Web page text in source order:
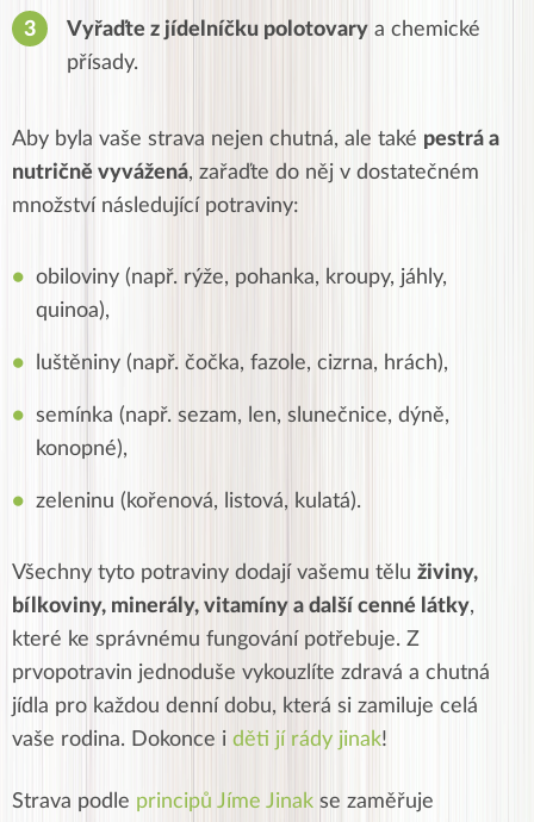
Vyřaďte z jídelníčku polotovary a chemické
přísady.
Aby byla vaše strava nejen chutná, ale také pestrá a
nutričně vyvážená, zařaďte do něj v dostatečném
množství následující potraviny:
obiloviny (např. rýže, pohanka, kroupy, jáhly,
quinoa),
luštěniny (např. čočka, fazole, cizrna, hrách),
semínka (např. sezam, len, slunečnice, dýně,
konopné),
zeleninu (kořenová, listová, kulatá).
Všechny tyto potraviny dodají vašemu tělu živiny,
bílkoviny, minerály, vitamíny a další cenné látky,
které ke správnému fungování potřebuje. Z
prvopotravin jednoduše vykouzlíte zdravá a chutná
jídla pro každou denní dobu, která si zamiluje celá
vaše rodina. Dokonce i děti jí rády jinak!
Strava podle principů Jíme Jinak se zaměřuje